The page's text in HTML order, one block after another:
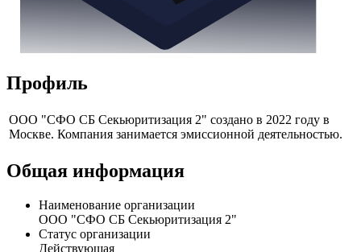
Профиль
ООО "СФО СБ Секьюритизация 2" создано в 2022 году в
Общая информация